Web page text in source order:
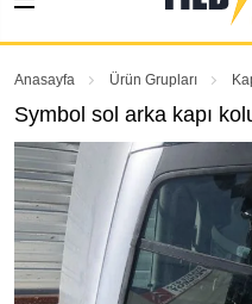
Anasayfa Ürün Grupları
Symbol sol arka kapı